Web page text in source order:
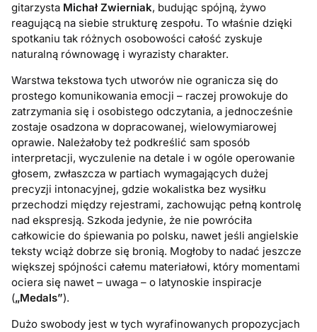
gitarzysta Michał Zwierniak, budując spójną, żywo
reagującą na siebie strukturę zespołu. To właśnie dzięki
spotkaniu tak różnych osobowości całość zyskuje
naturalną równowagę i wyrazisty charakter.
Warstwa tekstowa tych utworów nie ogranicza się do
prostego komunikowania emocji – raczej prowokuje do
zatrzymania się i osobistego odczytania, a jednocześnie
zostaje osadzona w dopracowanej, wielowymiarowej
oprawie. Należałoby też podkreślić sam sposób
interpretacji, wyczulenie na detale i w ogóle operowanie
głosem, zwłaszcza w partiach wymagających dużej
precyzji intonacyjnej, gdzie wokalistka bez wysiłku
przechodzi między rejestrami, zachowując pełną kontrolę
nad ekspresją. Szkoda jedynie, że nie powróciła
całkowicie do śpiewania po polsku, nawet jeśli angielskie
teksty wciąż dobrze się bronią. Mogłoby to nadać jeszcze
większej spójności całemu materiałowi, który momentami
ociera się nawet – uwaga – o latynoskie inspiracje
(„Medals”).
Dużo swobody jest w tych wyrafinowanych propozycjach